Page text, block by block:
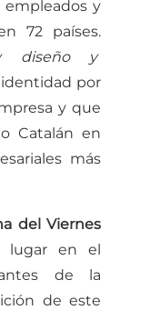
empleados y
72 países.
y diseño y
por
y que
Catalán en
más
del Viernes
lugar en el
de la
de este